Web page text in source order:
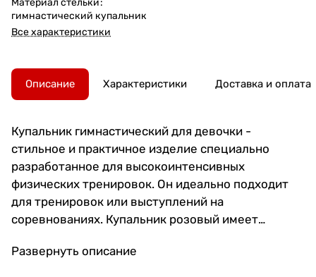
гимнастический купальник
Все характеристики
Описание Характеристики Доставка и оплата
Купальник гимнастический для девочки -
стильное и практичное изделие специально
разработанное для высокоинтенсивных
физических тренировок. Он идеально подходит
для тренировок или выступлений на
соревнованиях. Купальник розовый имеет
свободу движений. Изготовлен из
Развернуть описание